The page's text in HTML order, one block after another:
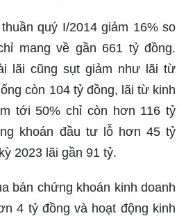
quý I/2014 giảm 16% so
mang về gần 661 tỷ đồng.
lãi cũng sụt giảm như lãi từ
còn 104 tỷ đồng, lãi từ kinh
tới 50% chỉ còn hơn 116 tỷ
khoán đầu tư lỗ hơn 45 tỷ
2023 lãi gần 91 tỷ.
bán chứng khoán kinh doanh
4 tỷ đồng và hoạt động kinh